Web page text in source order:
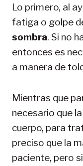
Lo primero, al
fatiga o golpe
sombra. Si no
entonces es
a manera de
Mientras que
necesario que
cuerpo, para
preciso que la
paciente, pero